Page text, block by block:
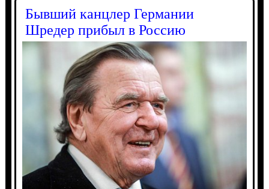
Бывший канцлер Германии
Шредер прибыл в Россию